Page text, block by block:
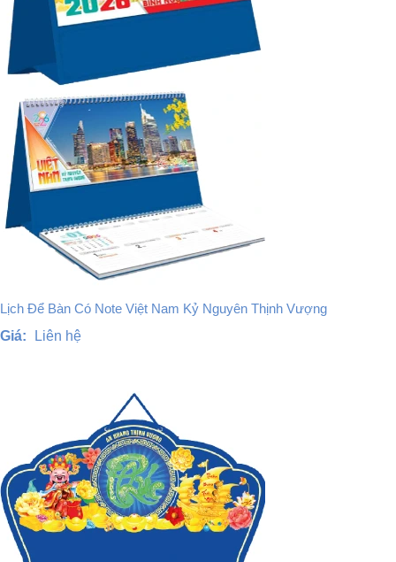
Lịch Để Bàn Có Note Việt Nam Kỷ Nguyên Thịnh Vượng
Giá:
Liên hệ